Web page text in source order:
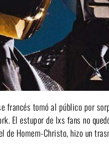
tomó al público por
El estupor de lxs fans no
de Homem-Christo, hizo un